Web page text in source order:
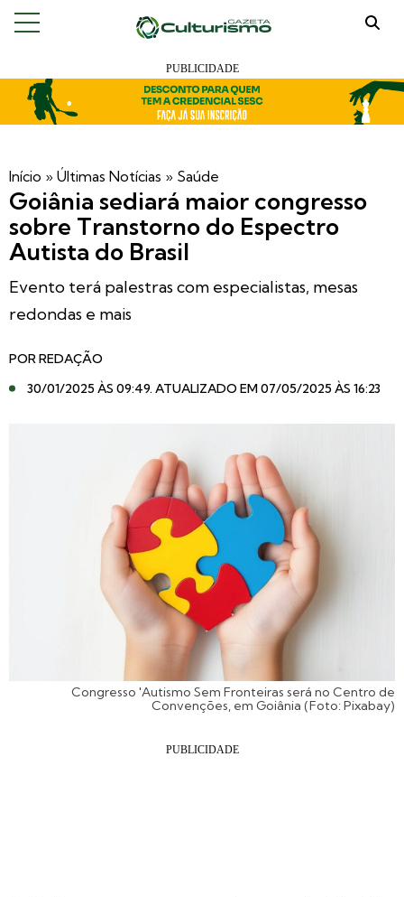
Início » Últimas Notícias » Saúde
Goiânia sediará maior congresso
sobre Transtorno do Espectro
Autista do Brasil
Evento terá palestras com especialistas, mesas
redondas e mais
PORREDAÇÃO
30/01/2025 ÀS 09:49. ATUALIZADO EM 07/05/2025 ÀS 16:23
Congresso 'Autismo Sem Fronteiras será no Centro de
Convenções, em Goiânia (Foto: Pixabay)